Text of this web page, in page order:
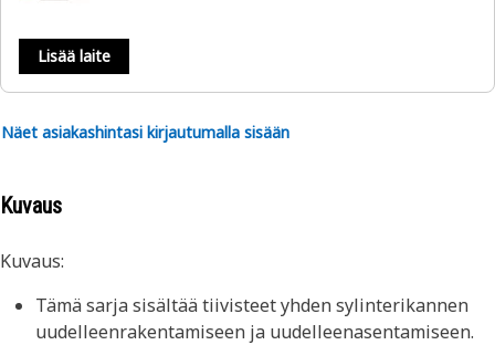
Lisää laite
Näet asiakashintasi kirjautumalla sisään
Kuvaus
Kuvaus:
Tämä sarja sisältää tiivisteet yhden sylinterikannen
uudelleenrakentamiseen ja uudelleenasentamiseen.